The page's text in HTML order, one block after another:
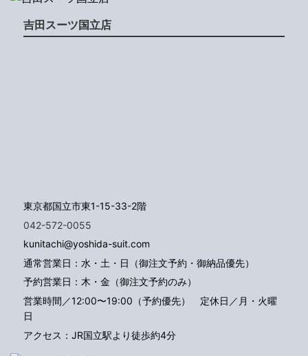
吉田スーツ国立店
東京都国立市東1-15-33-2階
042-572-0055
kunitachi@yoshida-suit.com
通常営業日：水・土・日（御注文予約・御納品優先）
予約営業日：木・金（御注文予約のみ）
営業時間／12:00〜19:00（予約優先） 定休日／月・火曜
日
アクセス：JR国立駅より徒歩約4分